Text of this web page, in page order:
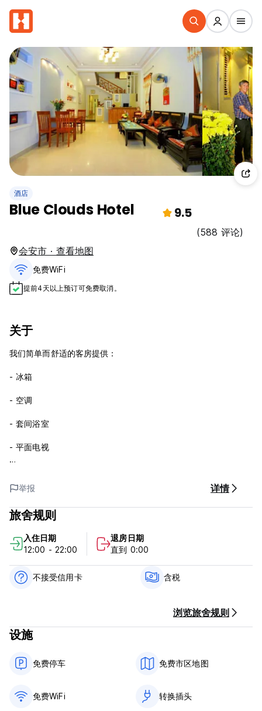
酒店
Blue Clouds Hotel 9.5
(588 评论)
会安市 · 查看地图
免费WiFi
提前4天以上预订可免费取消。
关于
我们简单而舒适的客房提供：
- 冰箱
- 空调
- 套间浴室
- 平面电视
- 提供毛巾和洗漱用品
那么这个小地方有何特别之处：
人员 - 我们的房子里没有外部工作人员；您将遇到的所有人都是我
们的家人，并且大多数人都住在我们家里。
氛围 - 这种家庭氛围不是每家酒店或混合民宿酒店都能找到的，欢
迎入住并加入我们的大家庭。
我们关心的不仅仅是您在这里的住宿 - 我们随时准备帮助您找到轻
蓝云酒店提供：早餐、覆盖各处的 WiFi、前台保险箱、客房服务、
车、汽车和船只租赁、机场接机和接送服务服务。
(Auto-translated from original language)
举报 详情
旅舍规则
入住日期
12:00 - 22:00
退房日期
直到 0:00
不接受信用卡 含税
浏览旅舍规则
设施
免费停车 免费市区地图
免费WiFi 转换插头